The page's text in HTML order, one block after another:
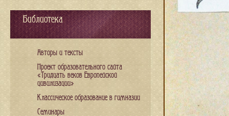
Библиотека
Авторы и тексты
Проект образовательного сайта
«Тридцать веков Европейской
цивилизации»
Классическое образование в гимназии
Семинары